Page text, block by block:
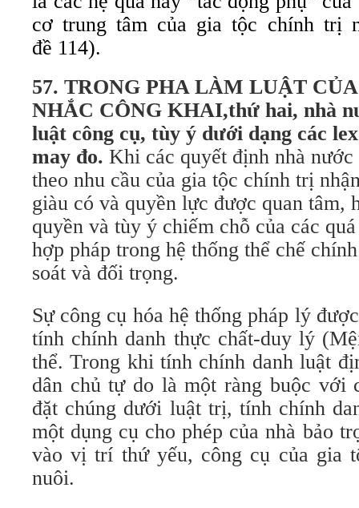
cơ trung tâm của gia tộc chính trị
đề 114).
57. TRONG PHA LÀM LUẬT
NHẮC CÔNG KHAI,thứ hai, nhà
luật công cụ, tùy ý dưới dạng các
may đo. Khi các quyết định nhà
theo nhu cầu của gia tộc chính trị
giàu có và quyền lực được quan tâm,
quyền và tùy ý chiếm chỗ của các
hợp pháp trong hệ thống thể chế
soát và đối trọng.
Sự công cụ hóa hệ thống pháp lý
tính chính danh thực chất-duy lý
thể. Trong khi tính chính danh luật
dân chủ tự do là một ràng buộc với
đặt chúng dưới luật trị, tính chính
một dụng cụ cho phép của nhà bảo
vào vị trí thứ yếu, công cụ của gia
nuôi.